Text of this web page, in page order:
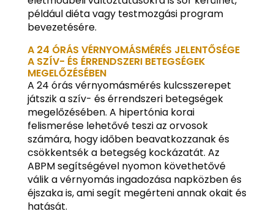
például diéta vagy testmozgási program
bevezetésére.
A 24 ÓRÁS VÉRNYOMÁSMÉRÉS JELENTŐSÉGE
A SZÍV- ÉS ÉRRENDSZERI BETEGSÉGEK
MEGELŐZÉSÉBEN
A 24 órás vérnyomásmérés kulcsszerepet
játszik a szív- és érrendszeri betegségek
megelőzésében. A hipertónia korai
felismerése lehetővé teszi az orvosok
számára, hogy időben beavatkozzanak és
csökkentsék a betegség kockázatát. Az
ABPM segítségével nyomon követhetővé
válik a vérnyomás ingadozása napközben és
éjszaka is, ami segít megérteni annak okait és
hatását.